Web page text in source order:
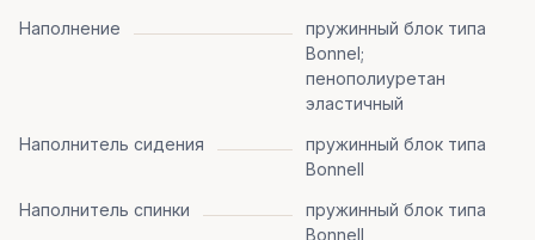
Наполнение
пружинный блок типа
Bonnel;
пенополиуретан
эластичный
Наполнитель сидения
пружинный блок типа
Bonnell
Наполнитель спинки
пружинный блок типа
Bonnell